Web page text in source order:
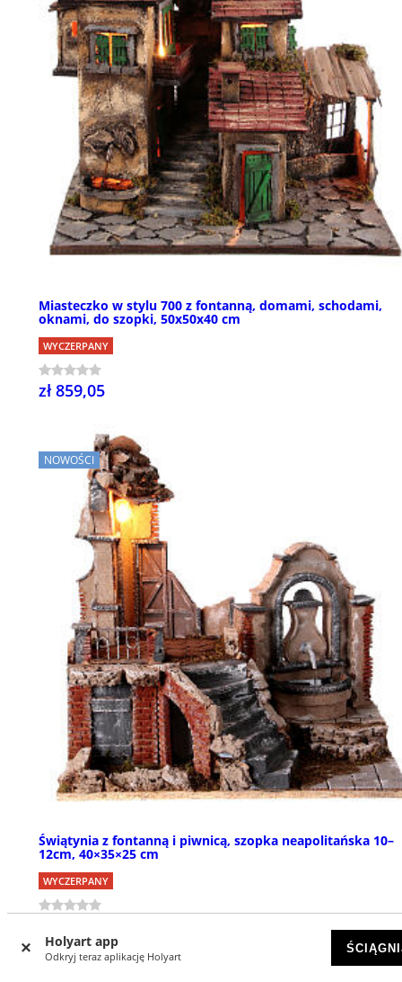
Holyart app
Odkryj teraz aplikację Holyart
Miasteczko w stylu 700 z fontanną, domami, schodami,
oknami, do szopki, 50x50x40 cm
WYCZERPANY
zł 859,05
NOWOŚCI
Świątynia z fontanną i piwnicą, szopka neapolitańska 10–
12cm, 40×35×25 cm
WYCZERPANY